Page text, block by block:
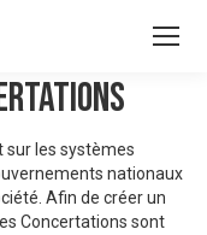
sur les systèmes
nationaux
Afin de créer un
Concertations sont